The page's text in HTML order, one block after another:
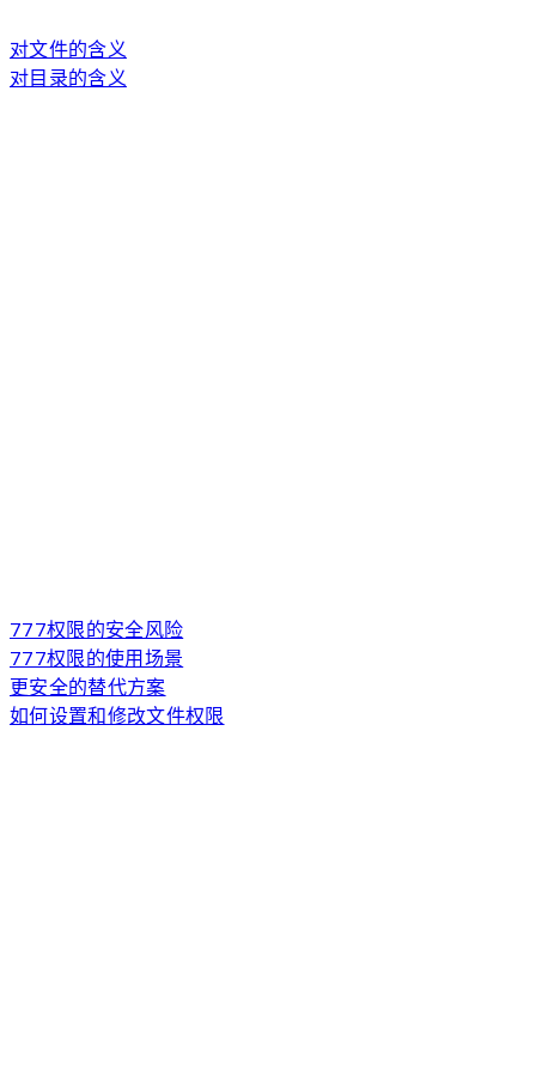
对文件的含义
对目录的含义
777权限的安全风险
777权限的使用场景
更安全的替代方案
如何设置和修改文件权限